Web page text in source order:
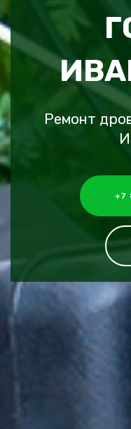
Ремонт
+7